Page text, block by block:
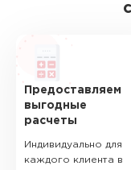
Предоставляем
выгодные
расчеты
Индивидуально для
каждого клиента в